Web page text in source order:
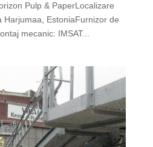
Pulp & PaperLocalizare
Harjumaa, EstoniaFurnizor de
mecanic: IMSAT...